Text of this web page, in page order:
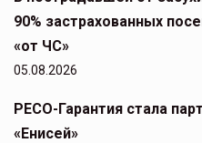
90% застрахованных
«от ЧС»
05.08.2026
РЕСО-Гарантия стала
«Енисей»